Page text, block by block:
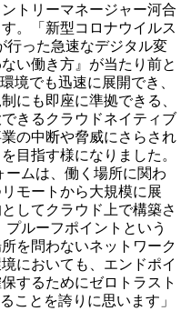
トリーマネージャー河合
。「新型コロナウイルス
行った急速なデジタル変
い働き方』が当たり前と
境でも迅速に展開でき、
にも即座に準拠できる、
きるクラウドネイティブ
の中断や脅威にさらされ
目指す様になりました。
ームは、働く場所に関わ
モートから大規模に展
してクラウド上で構築さ
ルーフポイントという
を問わないネットワーク
においても、エンドポイ
するためにゼロトラスト
ことを誇りに思います」